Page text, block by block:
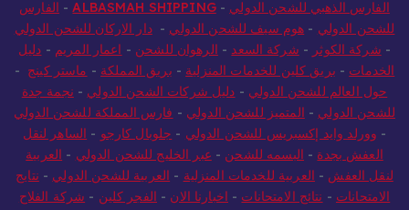
الفارس الذهبي للشحن الدولي-
ALBASMAH SHIPPING
-الفارس
للشحن الدولي-هوم سيف للشحن الدولي-دار الاركان للشحن الدولي
-شركة الكوثر-شركة السعد-الرهوان للشحن -اعمار المريم -دليل
الخدمات- بريق كلين للخدمات المنزلية- بريق المملكة-ماستر كينج -
حول العالم للشحن الدولي -دليل شركات الشحن الدولي-نجمة جدة
للشحن الدولي-المتميز للشحن الدولي -فارس المملكة للشحن الدولي
- وورلد وايد إكسبريس للشحن الدولي-جلوبال كارجو- الساهر لنقل
العفش بجدة-البسمه للشحن -عبر الخليج للشحن الدولي- العربية
لنقل العفش -العربية للخدمات المنزلية- العربية للشحن الدولي-نتايج
الامتحانات -نتائج الامتحانات- اخبارنا الان - الفجر كلين - شركة الفلاح